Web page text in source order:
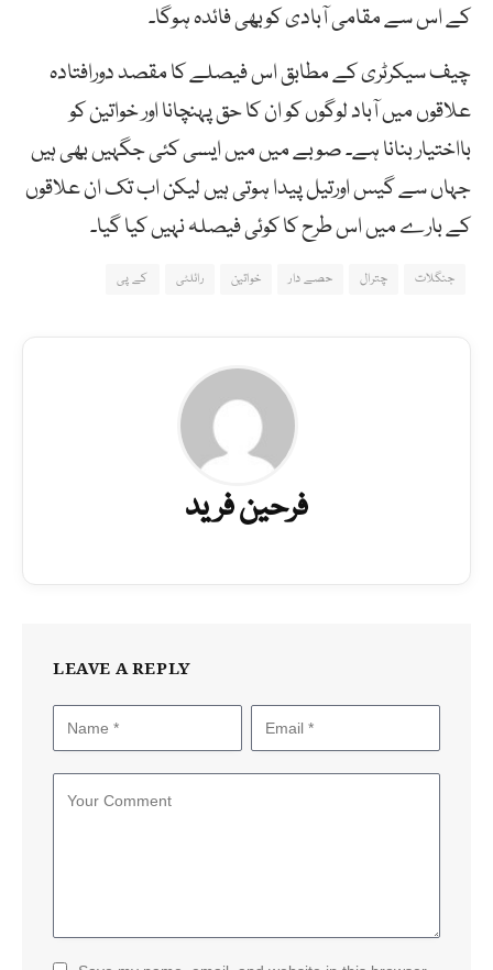
کے اس سے مقامی آبادی کوبھی فائدہ ہوگا۔
چیف سیکرٹری کے مطابق اس فیصلے کا مقصد دورافتادہ
علاقوں میں آباد لوگوں کو ان کا حق پہنچانا اور خواتین کو
بااختیار بنانا ہے۔ صوبے میں میں ایسی کئی جگہیں بھی ہیں
جہاں سے گیس اورتیل پیدا ہوتی ہیں لیکن اب تک ان علاقوں
کے بارے میں اس طرح کا کوئی فیصلہ نہیں کیا گیا۔
جنگلات چترال حصے دار خواتین رائلٹی کے پی
فرحین فرید
LEAVE A REPLY